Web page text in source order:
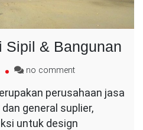
Sipil & Bangunan
no commenton
Konstruksi
Sipil
&
perusahaan jasa
general suplier,
untuk design